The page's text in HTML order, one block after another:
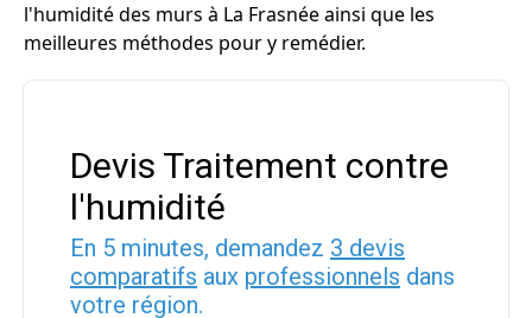
l'humidité des murs à La Frasnée ainsi que les
meilleures méthodes pour y remédier.
Devis Traitement contre
l'humidité
En 5 minutes, demandez 3 devis
comparatifs aux professionnels dans
votre région.